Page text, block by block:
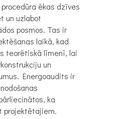
ēkas dzīves
un uzlabot
posmos. Tas ir
laikā, kad
teorētiskā līmenī, lai
un
Energoaudits ir
ka